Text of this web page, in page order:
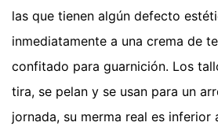
las que tienen algún defecto
inmediatamente a una crema de
confitado para guarnición. Los
tira, se pelan y se usan para un
jornada, su merma real es inferior